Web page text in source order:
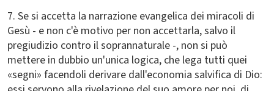
7. Se si accetta la narrazione evangelica dei miracoli di
Gesù - e non c'è motivo per non accettarla, salvo il
pregiudizio contro il soprannaturale -, non si può
mettere in dubbio un'unica logica, che lega tutti quei
«segni» facendoli derivare dall'economia salvifica di Dio: